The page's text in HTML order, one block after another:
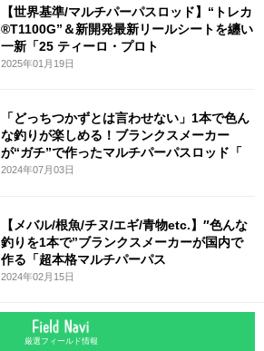
【世界基準/マルチパーパスロッド】“トレカ
®T1100G”＆新開発最新リールシートを纏い
一新「25 ティーロ・プロト
2025年01月19日
「どっちつかずとは言わせない」1本で色ん
な釣りが楽しめる！ブランクスメーカー
が“ガチ”で作ったマルチパーパスロッド「
2024年07月03日
【メバル/根魚/チヌ/エギ/青物etc.】″色んな
釣りを1本で”ブランクスメーカーが国内で
作る「超本格マルチパーパス
2024年02月15日
厳選フィールド情報